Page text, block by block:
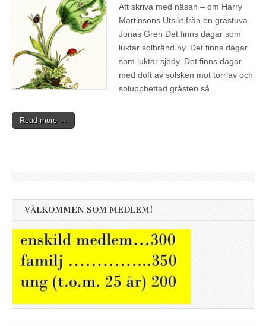
Att skriva med näsan – om Harry
Martinsons Utsikt från en grästuva
Jonas Gren Det finns dagar som
luktar solbränd hy. Det finns dagar
som luktar sjödy. Det finns dagar
med doft av solsken mot torrlav och
solupphettad gråsten så…
Read more →
VÄLKOMMEN SOM MEDLEM!